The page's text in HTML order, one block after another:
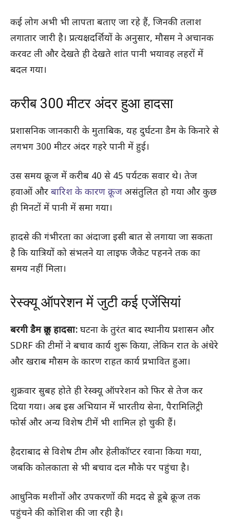
कई लोग अभी भी लापता बताए जा रहे हैं, जिनकी तलाश
लगातार जारी है। प्रत्यक्षदर्शियों के अनुसार, मौसम ने अचानक
करवट ली और देखते ही देखते शांत पानी भयावह लहरों में
बदल गया।
करीब 300 मीटर अंदर हुआ हादसा
प्रशासनिक जानकारी के मुताबिक, यह दुर्घटना डैम के किनारे से
लगभग 300 मीटर अंदर गहरे पानी में हुई।
उस समय क्रूज में करीब 40 से 45 पर्यटक सवार थे। तेज
हवाओं और बारिश के कारण क्रूज असंतुलित हो गया और कुछ
ही मिनटों में पानी में समा गया।
हादसे की गंभीरता का अंदाजा इसी बात से लगाया जा सकता
है कि यात्रियों को संभलने या लाइफ जैकेट पहनने तक का
समय नहीं मिला।
रेस्क्यू ऑपरेशन में जुटी कई एजेंसियां
बरगी डैम क्रूज हादसा: घटना के तुरंत बाद स्थानीय प्रशासन और
SDRF की टीमों ने बचाव कार्य शुरू किया, लेकिन रात के अंधेरे
और खराब मौसम के कारण राहत कार्य प्रभावित हुआ।
शुक्रवार सुबह होते ही रेस्क्यू ऑपरेशन को फिर से तेज कर
दिया गया। अब इस अभियान में भारतीय सेना, पैरामिलिट्री
फोर्स और अन्य विशेष टीमें भी शामिल हो चुकी हैं।
हैदराबाद से विशेष टीम और हेलीकॉप्टर रवाना किया गया,
जबकि कोलकाता से भी बचाव दल मौके पर पहुंचा है।
आधुनिक मशीनों और उपकरणों की मदद से डूबे क्रूज तक
पहुंचने की कोशिश की जा रही है।